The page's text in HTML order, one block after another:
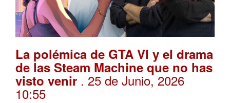
La polémica de GTA VI y el drama
de las Steam Machine que no has
visto venir . 25 de Junio, 2026
10:55